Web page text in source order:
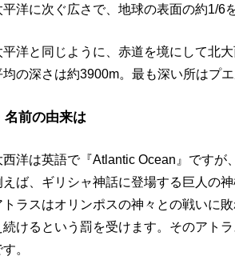
平洋に次ぐ広さで、地球の表面の約1/6
平洋と同じように、赤道を境にして北
均の深さは約3900m。最も深い所はプ
名前の由来は
西洋は英語で『Atlantic Ocean』です
えば、ギリシャ神話に登場する巨人の
トラスはオリンポスの神々との戦いに
続けるという罰を受けます。そのアト
。